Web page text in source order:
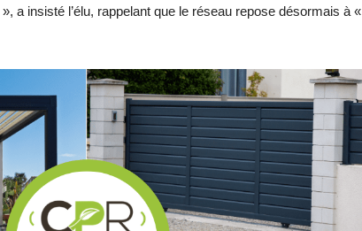
», a insisté l’élu, rappelant que le réseau repose désormais à «